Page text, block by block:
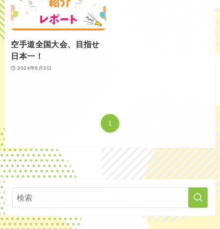
空手道全国大会、目指せ
日本一！
2024年8月3日
1